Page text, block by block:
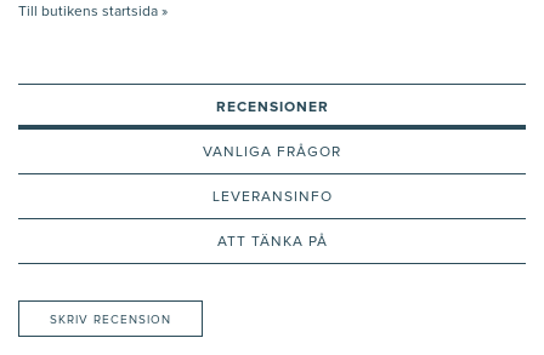
Till butikens startsida »
RECENSIONER
VANLIGA FRÅGOR
LEVERANSINFO
ATT TÄNKA PÅ
SKRIV RECENSION